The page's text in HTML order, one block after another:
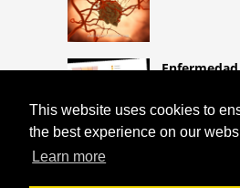
This website uses cookies to
the best experience on our
Learn more